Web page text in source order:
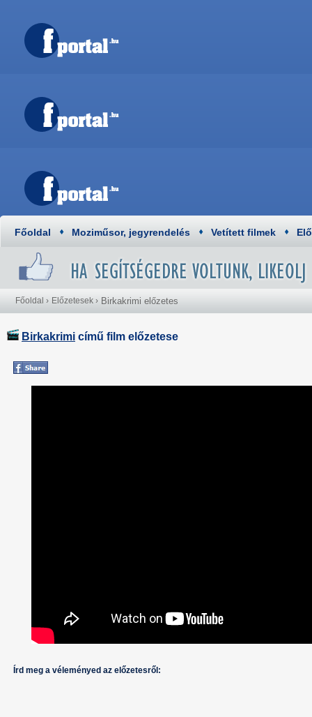
Főoldal Moziműsor, jegyrendelés Vetített filmek
Főoldal › Előzetesek › Birkakrimi előzetes
Birkakrimi című film előzetese
Írd meg a véleményed az előzetesről: